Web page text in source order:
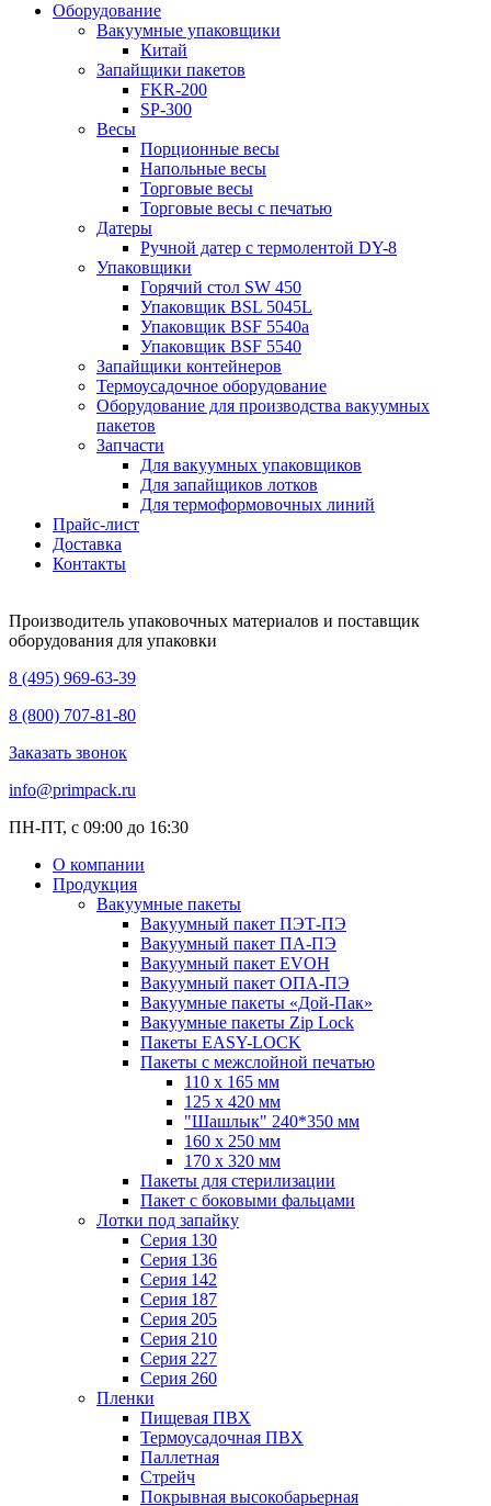
Оборудование
Вакуумные упаковщики
Китай
Запайщики пакетов
FKR-200
SP-300
Весы
Порционные весы
Напольные весы
Торговые весы
Торговые весы с печатью
Датеры
Ручной датер с термолентой DY-8
Упаковщики
Горячий стол SW 450
Упаковщик BSL 5045L
Упаковщик BSF 5540a
Упаковщик BSF 5540
Запайщики контейнеров
Термоусадочное оборудование
Оборудование для производства вакуумных
пакетов
Запчасти
Для вакуумных упаковщиков
Для запайщиков лотков
Для термоформовочных линий
Прайс-лист
Доставка
Контакты
Производитель упаковочных материалов и поставщик
оборудования для упаковки
8 (495) 969-63-39
8 (800) 707-81-80
Заказать звонок
info@primpack.ru
ПН-ПТ, с 09:00 до 16:30
О компании
Продукция
Вакуумные пакеты
Вакуумный пакет ПЭТ-ПЭ
Вакуумный пакет ПА-ПЭ
Вакуумный пакет EVOH
Вакуумный пакет ОПА-ПЭ
Вакуумные пакеты «Дой-Пак»
Вакуумные пакеты Zip Lock
Пакеты EASY-LOCK
Пакеты с межслойной печатью
110 x 165 мм
125 x 420 мм
"Шашлык" 240*350 мм
160 x 250 мм
170 x 320 мм
Пакеты для стерилизации
Пакет с боковыми фальцами
Лотки под запайку
Серия 130
Серия 136
Серия 142
Серия 187
Серия 205
Серия 210
Серия 227
Серия 260
Пленки
Пищевая ПВХ
Термоусадочная ПВХ
Паллетная
Стрейч
Покрывная высокобарьерная